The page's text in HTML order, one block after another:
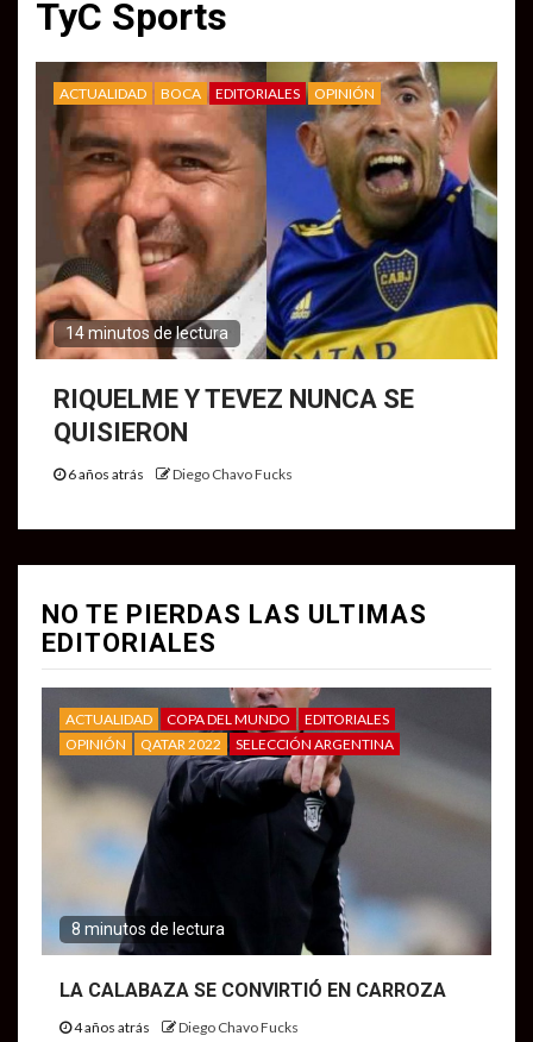
TyC Sports
ACTUALIDAD BOCA EDITORIALES OPINIÓN
14 minutos de lectura
RIQUELME Y TEVEZ NUNCA SE
QUISIERON
6 años atrás Diego Chavo Fucks
NO TE PIERDAS LAS ULTIMAS
EDITORIALES
ACTUALIDAD COPA DEL MUNDO
EDITORIALES
OPINIÓN
QATAR 2022 SELECCIÓN ARGENTINA
8 minutos de lectura
LA CALABAZA SE CONVIRTIÓ EN CARROZA
4 años atrás Diego Chavo Fucks